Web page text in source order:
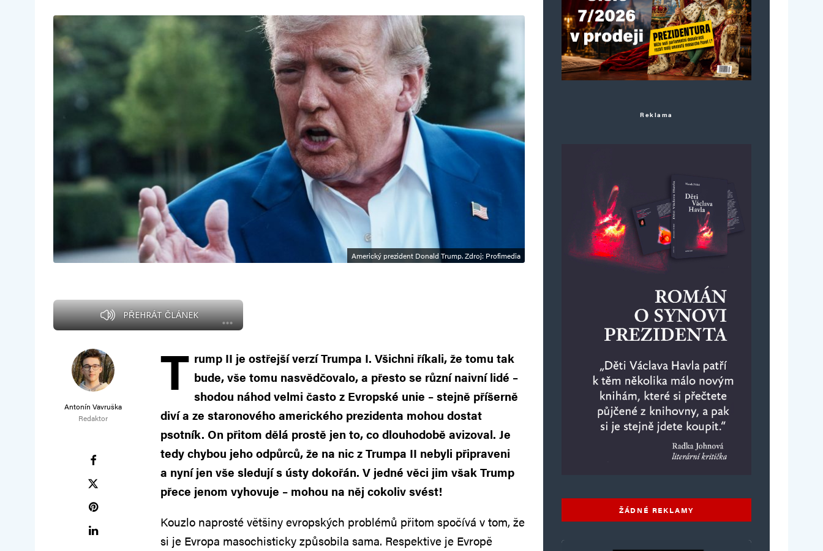
Americký prezident Donald Trump. Zdroj: Profimedia
PŘEHRÁT ČLÁNEK
Antonín Vavruška
Redaktor
T rump II je ostřejší verzí Trumpa I. Všichni říkali, že tomu tak
bude, vše tomu nasvědčovalo, a přesto se různí naivní lidé –
shodou náhod velmi často z Evropské unie – stejně příšerně
diví a ze staronového amerického prezidenta mohou dostat
psotník. On přitom dělá prostě jen to, co dlouhodobě avizoval. Je
tedy chybou jeho odpůrců, že na nic z Trumpa II nebyli připraveni
a nyní jen vše sledují s ústy dokořán. V jedné věci jim však Trump
přece jenom vyhovuje – mohou na něj cokoliv svést!
Kouzlo naprosté většiny evropských problémů přitom spočívá v tom, že
si je Evropa masochisticky způsobila sama. Respektive je Evropě
Reklama
ŽÁDNÉ REKLAMY